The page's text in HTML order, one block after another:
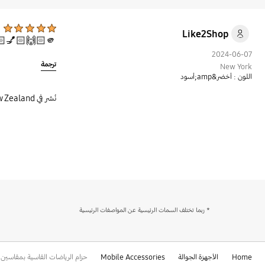
Like2Shop
2024-06-07
New York
اللون : أخضر&amp;أسود
ترجمة
نُشر في Samsung New Zealand
* ربما تختلف السمات الرئيسية عن المواصفات الرئيسية
Home الأجهزة الجوالة Mobile Accessories حزام الرياضات القاسية